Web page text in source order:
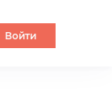
Войти